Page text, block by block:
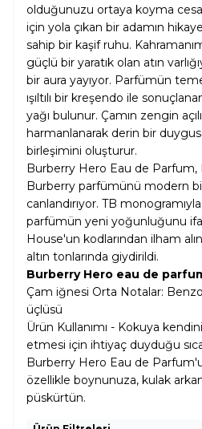
olduğunuzu ortaya koyma
için yola çıkan bir adamın
sahip bir kaşif ruhu.
güçlü bir yaratık olan atın
bir aura yayıyor. Parfümün
ışıltılı bir kreşendo ile
yağı bulunur. Çamın zengin
harmanlanarak derin bir
birleşimini oluşturur.
Burberry Hero Eau de Parfum,
Burberry parfümünü modern
canlandırıyor. TB
parfümün yeni yoğunluğunu
House'un kodlarından ilham
altın tonlarında giydirildi.
Burberry Hero eau de
Çam iğnesi Orta Notalar:
üçlüsü
Ürün Kullanımı - Kokuya
etmesi için ihtiyaç duyduğu
Burberry Hero Eau de Parfum'u
özellikle boynunuza, kulak
püskürtün.